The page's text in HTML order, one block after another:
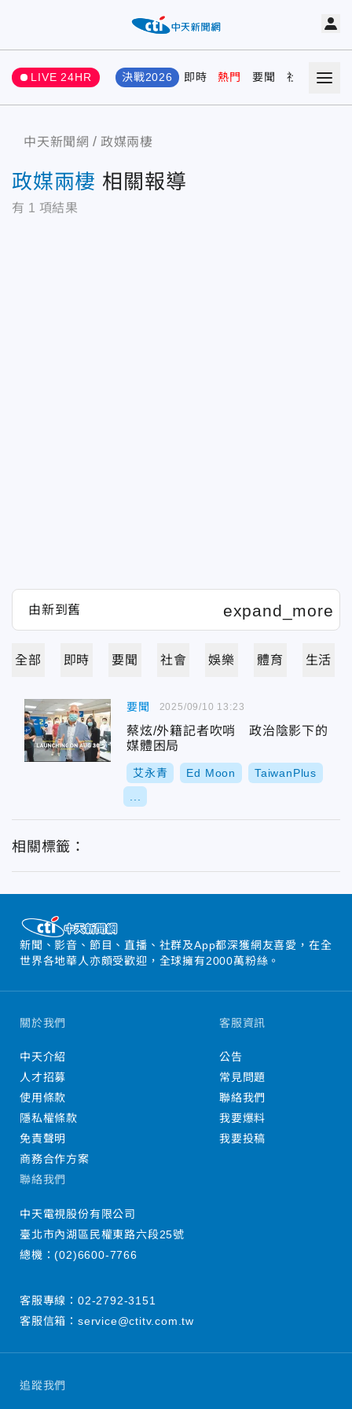
LIVE 24HR 決戰2026 即時 熱門 要聞 社會 娛樂
中天新聞網 政媒兩棲
政媒兩棲 相關報導
有 1 項結果
全部 即時 要聞 社會 娛樂 體育 生活
要聞
蔡炫/外籍記者吹哨 政治陰影下的
媒體困局
艾永青 Ed Moon TaiwanPlus
2025/09/10 13:23
相關標籤：
新聞、影音、節目、直播、社群及App都深獲網友喜愛，在全
世界各地華人亦頗受歡迎，全球擁有2000萬粉絲。
追蹤我們
關於我們
中天介紹
人才招募
使用條款
隱私權條款
免責聲明
商務合作方案
客服資訊
公告
常見問題
聯絡我們
我要爆料
我要投稿
聯絡我們
中天電視股份有限公司
臺北市內湖區民權東路六段25號
總機：(02)6600-7766
客服專線： 02-2792-3151
客服信箱： service@ctitv.com.tw